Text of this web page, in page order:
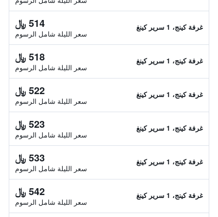
غرفة كينج، 1 سرير كينغ 514 ﷼
سعر الليلة شامل الرسوم
غرفة كينج، 1 سرير كينغ 518 ﷼
سعر الليلة شامل الرسوم
غرفة كينج، 1 سرير كينغ 522 ﷼
سعر الليلة شامل الرسوم
غرفة كينج، 1 سرير كينغ 523 ﷼
سعر الليلة شامل الرسوم
غرفة كينج، 1 سرير كينغ 533 ﷼
سعر الليلة شامل الرسوم
غرفة كينج، 1 سرير كينغ 542 ﷼
سعر الليلة شامل الرسوم